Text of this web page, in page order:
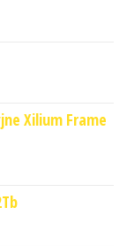
Xilium Frame